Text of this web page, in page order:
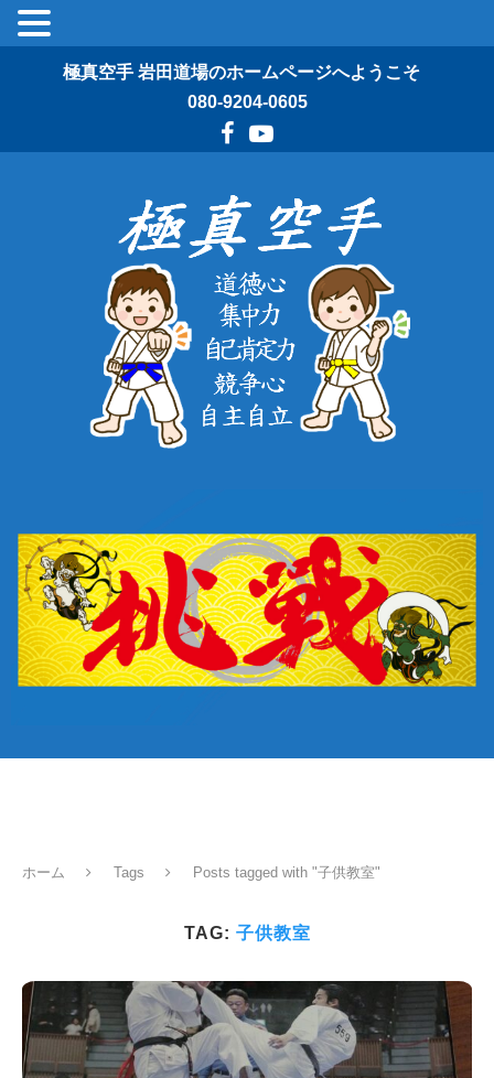
極真空手 岩田道場のホームページへようこそ
080-9204-0605
ホーム Tags Posts tagged with "子供教室"
TAG: 子供教室